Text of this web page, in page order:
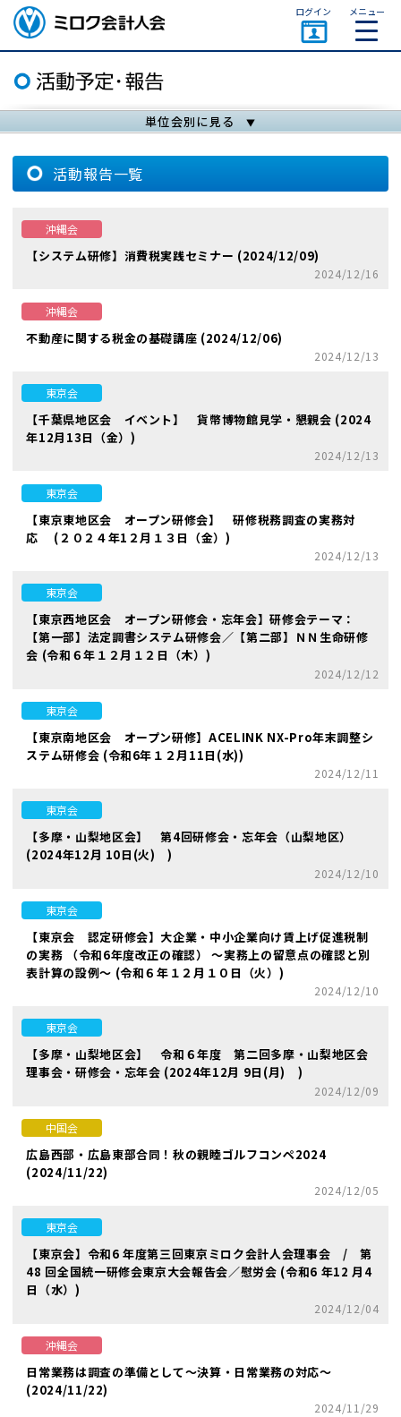
ミロク会計人会 MIROKU
ACCOUNTING PERSON
ASSOCIATION
ログイン メニュー
単位会別に見る
活動報告一覧
沖縄会
【システム研修】消費税実践セミナー (2024/12/09)
2024/12/16
沖縄会
不動産に関する税金の基礎講座 (2024/12/06)
2024/12/13
東京会
【千葉県地区会 イベント】 貨幣博物館見学・懇親会 (2024
年12月13日（金）)
2024/12/13
東京会
【東京東地区会 オープン研修会】 研修税務調査の実務対
応 (２０２４年1２月１３日（金）)
2024/12/13
東京会
【東京西地区会 オープン研修会・忘年会】研修会テーマ：
【第一部】法定調書システム研修会／【第二部】ＮＮ生命研修
会 (令和６年１２月１２日（木）)
2024/12/12
東京会
【東京南地区会 オープン研修】ACELINK NX-Pro年末調整シ
ステム研修会 (令和6年１２月11日(水))
2024/12/11
東京会
【多摩・山梨地区会】 第4回研修会・忘年会（山梨地区）
(2024年12月 10日(火) )
2024/12/10
東京会
【東京会 認定研修会】大企業・中小企業向け賃上げ促進税制
の実務 （令和6年度改正の確認） ～実務上の留意点の確認と別
表計算の設例～ (令和６年１２月１０日（火）)
2024/12/10
東京会
【多摩・山梨地区会】 令和６年度 第二回多摩・山梨地区会
理事会・研修会・忘年会 (2024年12月 9日(月) )
2024/12/09
中国会
広島西部・広島東部合同！秋の親睦ゴルフコンペ2024
(2024/11/22)
2024/12/05
東京会
【東京会】令和6 年度第三回東京ミロク会計人会理事会 / 第
48 回全国統一研修会東京大会報告会／慰労会 (令和6 年12 月4
日（水）)
2024/12/04
沖縄会
日常業務は調査の準備として～決算・日常業務の対応～
(2024/11/22)
2024/11/29